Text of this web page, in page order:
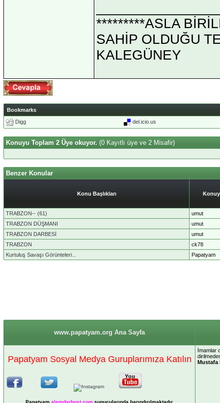
*********ASLA
SAHİP OLDUĞU
KALEGÜNEY
Bookmarks
Digg
del.icio.us
Konuyu Toplam 2 Üye okuyor. (0 Kayıtlı üye ve 2 Misafir)
Benzer Konular
Konu Başlıkları
TRABZON-- (61)
umut
TRABZON DÜŞMANI
umut
TRABZON DARBESİ
umut
TRABZON
ck78
Kurtuluş Savaşı Görünteleri...
Papatyam
www.papatyam.org Ana Sayfa
Papatyam Sosyal Medya Guruplarımıza Katılın
Papatyam alemdarhost.comsunucularında barındırılmaktadır.
İmamlar
Mustafa